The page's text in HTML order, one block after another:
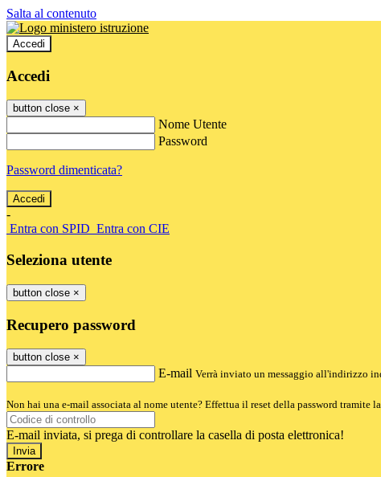
Salta al contenuto
Accedi
Accedi
button close ×
Nome Utente
Password
Password dimenticata?
-
Entra con SPID Entra con CIE
Seleziona utente
button close ×
Recupero password
button close ×
E-mail Verrà inviato un messaggio all'indirizzo
Non hai una e-mail associata al nome utente? Effettua il reset della password tramite la
E-mail inviata, si prega di controllare la casella di posta elettronica!
Errore